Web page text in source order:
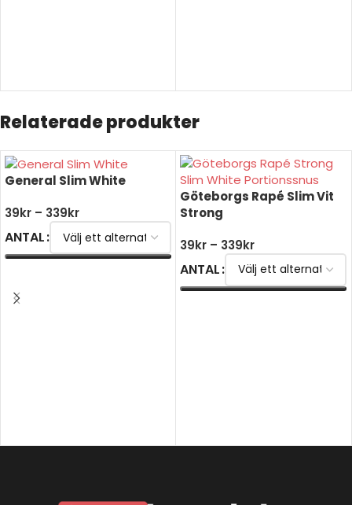
Relaterade produkter
General Slim White
39kr – 339kr
ANTAL
Göteborgs Rapé Slim Vit
Strong
39kr – 339kr
ANTAL